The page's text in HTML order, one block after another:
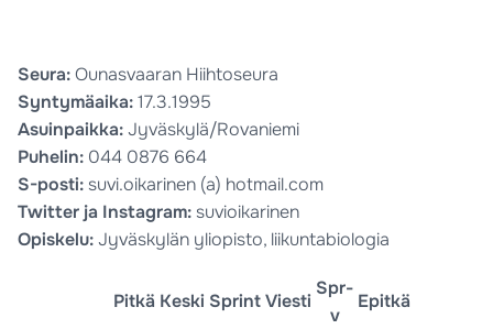
Seura:Ounasvaaran Hiihtoseura
Syntymäaika:17.3.1995
Asuinpaikka:Jyväskylä/Rovaniemi
Puhelin: 044 0876 664
S-posti: suvi.oikarinen (a) hotmail.com
Twitter ja Instagram: suvioikarinen
Opiskelu:Jyväskylän yliopisto, liikuntabiologia
Pitkä Keski SprintViesti
Spr-
v
Epitkä